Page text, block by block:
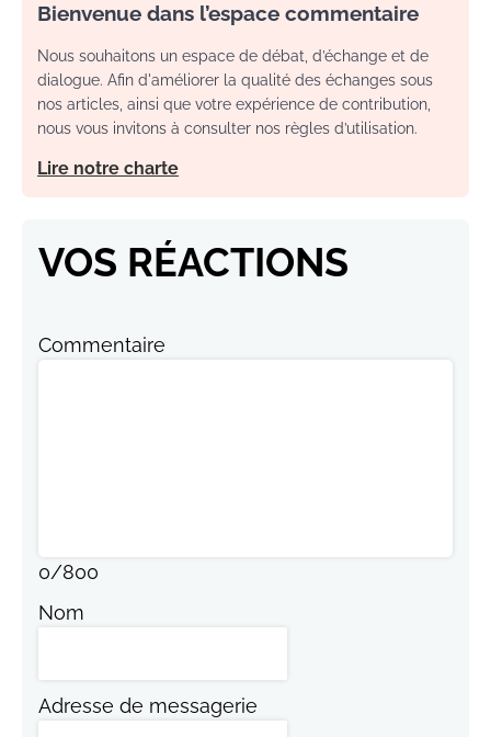
Bienvenue dans l’espace commentaire
Nous souhaitons un espace de débat, d’échange et de
dialogue. Afin d'améliorer la qualité des échanges sous
nos articles, ainsi que votre expérience de contribution,
nous vous invitons à consulter nos règles d’utilisation.
Lire notre charte
VOS RÉACTIONS
Commentaire
0/800
Nom
Adresse de messagerie